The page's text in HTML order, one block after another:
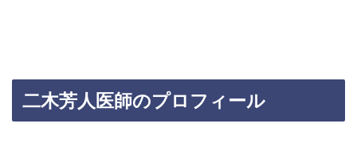
二木芳人医師のプロフィール